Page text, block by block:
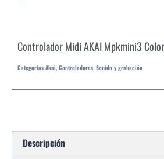
Controlador Midi AKAI Mpkmini3
Categorías Akai, Controladores, Sonido y grabación
Descripción